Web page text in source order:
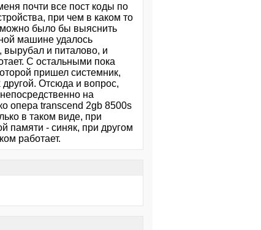
почти все пост коды по
при чем в каком то
можно было бы выяснить
машине удалось
вырубал и питалово, и
С остальными пока
пришел системник,
другой. Отсюда и вопрос,
на
опера transcend 2gb 8500s
в таком виде, при
памяти - синяк, при другом
работает.